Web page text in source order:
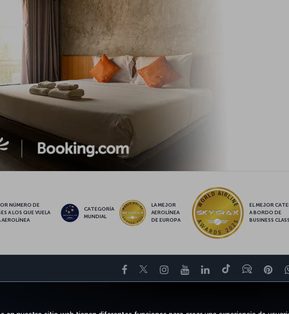
NÚMERO DE
A LOS QUE VUELA
AEROLÍNEA
CATEGORÍA
MUNDIAL
LA MEJOR
AEROLÍNEA
DE EUROPA
EL MEJOR
A BORDO DE
BUSINESS CLASS
Facebook
TwitterInstagram
YouTubeLinkedIn
TikTokBlog